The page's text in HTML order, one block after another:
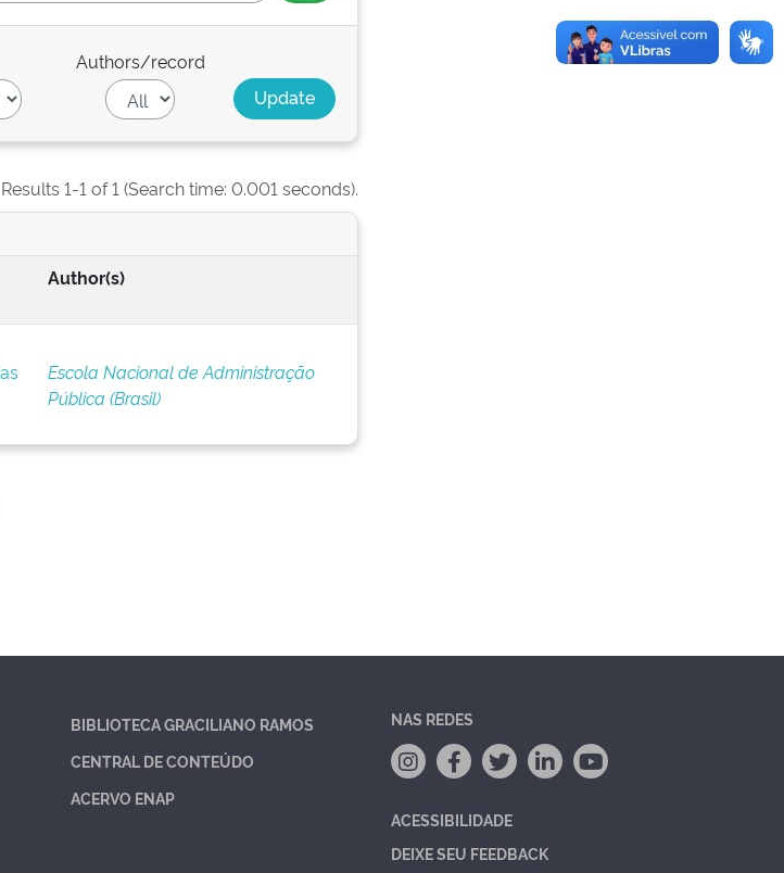
Authors/record
Results 1-1 of 1 (Search time: 0.001 seconds).
Author(s)
Escola Nacional de Administração
Pública (Brasil)
BIBLIOTECA GRACILIANO RAMOS
CENTRAL DE CONTEÚDO
ACERVO ENAP
NAS REDES
ACESSIBILIDADE
DEIXE SEU FEEDBACK